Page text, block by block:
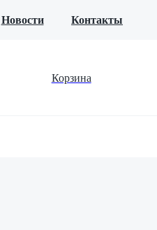
Новости Контакты
Корзина